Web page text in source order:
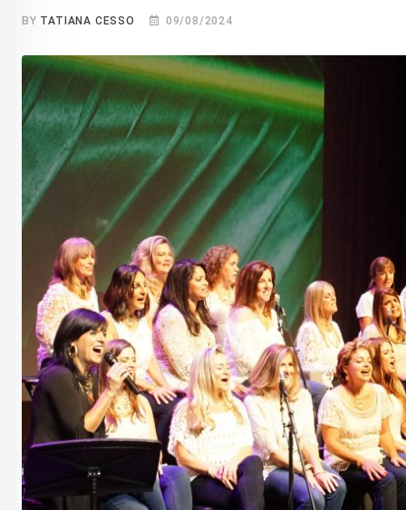
BY TATIANA CESSO 09/08/2024